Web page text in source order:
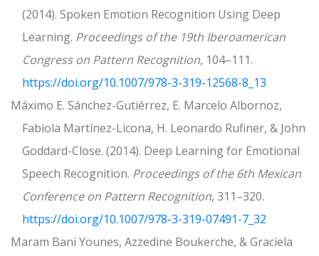
(2014). Spoken Emotion Recognition Using Deep
Learning. Proceedings of the 19th Iberoamerican
Congress on Pattern Recognition, 104–111.
https://doi.org/10.1007/978-3-319-12568-8_13
Máximo E. Sánchez-Gutiérrez, E. Marcelo Albornoz,
Fabiola Martínez-Licona, H. Leonardo Rufiner, & John
Goddard-Close. (2014). Deep Learning for Emotional
Speech Recognition. Proceedings of the 6th Mexican
Conference on Pattern Recognition, 311–320.
https://doi.org/10.1007/978-3-319-07491-7_32
Maram Bani Younes, Azzedine Boukerche, & Graciela